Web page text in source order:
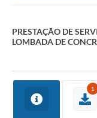
PRESTAÇÃO DE
LOMBADA DE
1